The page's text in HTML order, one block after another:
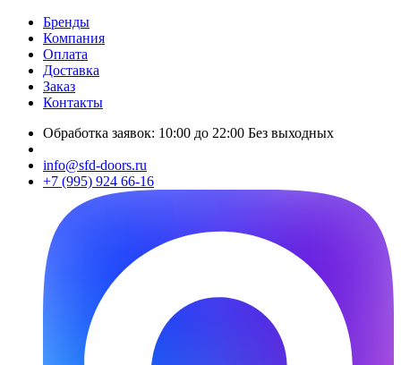
Бренды
Компания
Оплата
Доставка
Заказ
Контакты
Обработка заявок: 10:00 до 22:00 Без выходных
info@sfd-doors.ru
+7 (995) 924 66-16